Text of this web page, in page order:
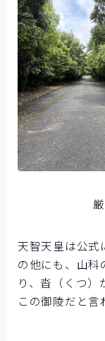
天智天皇は公式
の他にも、山科
り、沓（くつ
この御陵だと言